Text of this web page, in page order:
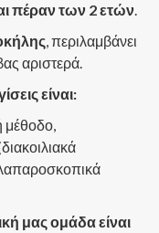
πέραν των 2 ετών.
, περιλαμβάνει
αριστερά.
είναι:
μέθοδο,
μας ομάδα είναι